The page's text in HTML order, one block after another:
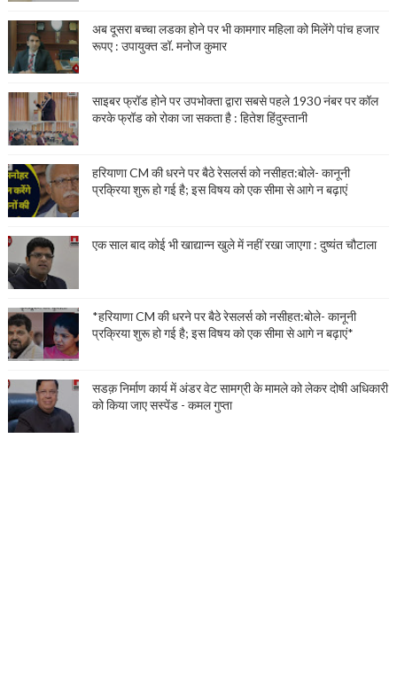
अब दूसरा बच्चा लडका होने पर भी कामगार महिला को मिलेंगे पांच हजार
रूपए : उपायुक्त डॉ. मनोज कुमार
साइबर फ्रॉड होने पर उपभोक्ता द्वारा सबसे पहले 1930 नंबर पर कॉल
करके फ्रॉड को रोका जा सकता है : हितेश हिंदुस्तानी
हरियाणा CM की धरने पर बैठे रेसलर्स को नसीहत:बोले- कानूनी
प्रक्रिया शुरू हो गई है; इस विषय को एक सीमा से आगे न बढ़ाएं
एक साल बाद कोई भी खाद्यान्न खुले में नहीं रखा जाएगा : दुष्यंत चौटाला
*हरियाणा CM की धरने पर बैठे रेसलर्स को नसीहत:बोले- कानूनी
प्रक्रिया शुरू हो गई है; इस विषय को एक सीमा से आगे न बढ़ाएं*
सडक़ निर्माण कार्य में अंडर वेट सामग्री के मामले को लेकर दोषी अधिकारी
को किया जाए सस्पेंड - कमल गुप्ता